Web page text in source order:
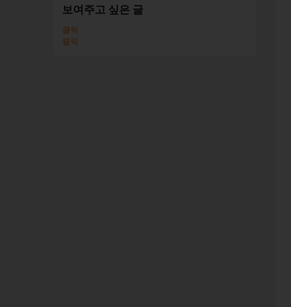
보여주고 싶은 글
클릭
클릭